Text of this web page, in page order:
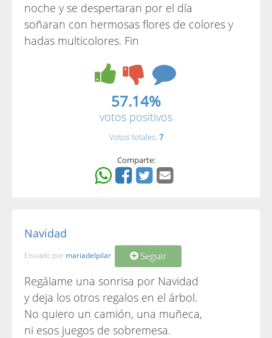
noche y se despertaran por el día
soñaran con hermosas flores de colores y
hadas multicolores. Fin
57.14%
votos positivos
Votos totales: 7
Comparte:
Navidad
Enviado por mariadelpilar Seguir
Regálame una sonrisa por Navidad
y deja los otros regalos en el árbol.
No quiero un camión, una muñeca,
ni esos juegos de sobremesa.